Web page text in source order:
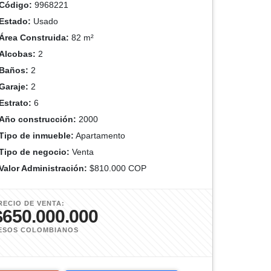
9968221
Usado
Construida: 82 m²
2
2
2
6
construcción: 2000
de inmueble: Apartamento
de negocio: Venta
Administración: $810.000 COP
DE VENTA:
COLOMBIANOS